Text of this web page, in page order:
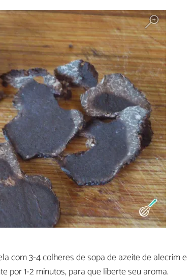
com 3-4 colheres de sopa de azeite de alecrim e
por 1-2 minutos, para que liberte seu aroma.